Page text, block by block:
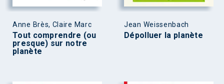
Anne Brès, Claire Marc
Tout comprendre (ou
presque) sur notre
planète
Jean Weissenbach
Dépolluer la planète